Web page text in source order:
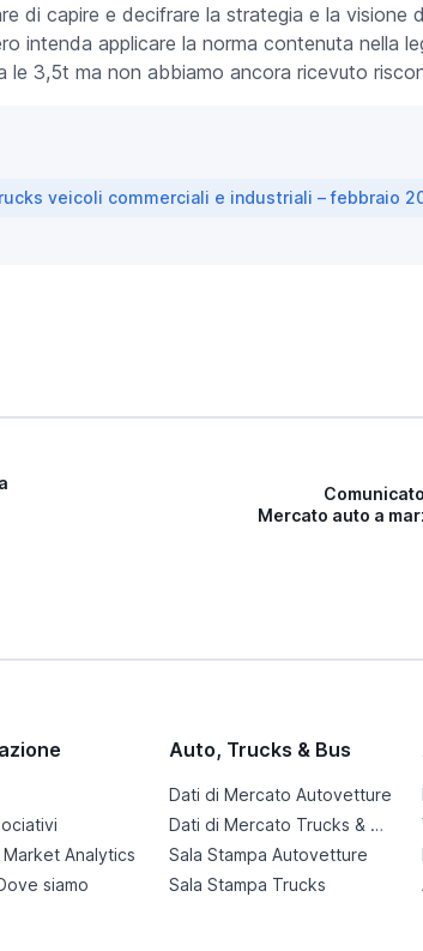
di capire e decifrare la strategia e la visione
intenda applicare la norma contenuta nella
le 3,5t ma non abbiamo ancora ricevuto
veicoli commerciali e industriali – febbraio
Mercato auto a
Analytics
siamo
Auto, Trucks & Bus
Dati di Mercato Autovetture
Dati di Mercato Trucks & Bus
Sala Stampa Autovetture
Sala Stampa Trucks